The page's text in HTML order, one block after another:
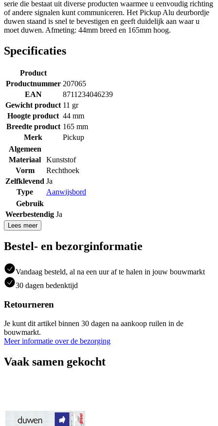
serie die bestaat uit diverse producten waarmee u eenvoudig richting
of andere signalen kunt communiceren. Het Pickup Alu deurbordje
duwen staand is snel te bevestigen en geeft duidelijk aan waar u
moet duwen. Afmeting: 44mm breed en 165mm hoog.
Specificaties
Product
Productnummer 207065
EAN
8711234046239
Gewicht product 11 gr
Hoogte product 44 mm
Breedte product 165 mm
Merk
Pickup
Algemeen
Materiaal
Kunststof
Vorm
Rechthoek
Zelfklevend Ja
Type
Aanwijsbord
Gebruik
Weerbestendig Ja
Lees meer
Bestel- en bezorginformatie
Vandaag besteld, al na een uur af te halen in jouw bouwmarkt
30 dagen bedenktijd
Retourneren
Je kunt dit artikel binnen 30 dagen na aankoop ruilen in de
bouwmarkt.
Meer informatie over de bezorging
Vaak samen gekocht